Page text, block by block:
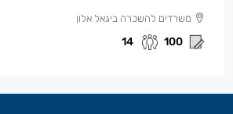
משרדים להשכרה ביגאל אלון
100
14